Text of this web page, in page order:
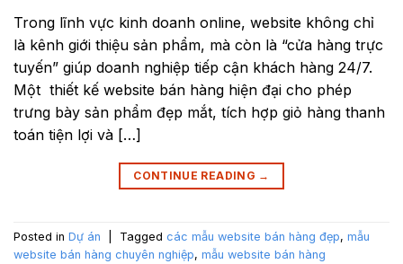
Trong lĩnh vực kinh doanh online, website không chỉ
là kênh giới thiệu sản phẩm, mà còn là “cửa hàng trực
tuyến” giúp doanh nghiệp tiếp cận khách hàng 24/7.
Một thiết kế website bán hàng hiện đại cho phép
trưng bày sản phẩm đẹp mắt, tích hợp giỏ hàng thanh
toán tiện lợi và […]
CONTINUE READING →
Posted in Dự án Tagged các mẫu website bán hàng đẹp, mẫu
website bán hàng chuyên nghiệp, mẫu website bán hàng